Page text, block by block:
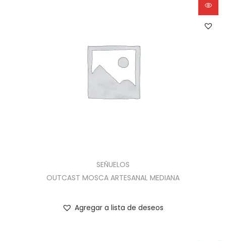
SEÑUELOS
OUTCAST MOSCA ARTESANAL MEDIANA
Agregar a lista de deseos